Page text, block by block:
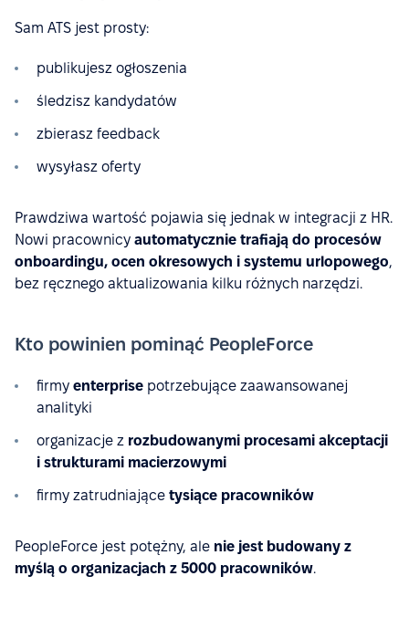
Sam ATS jest prosty:
publikujesz ogłoszenia
śledzisz kandydatów
zbierasz feedback
wysyłasz oferty
Prawdziwa wartość pojawia się jednak w integracji z HR.
Nowi pracownicy automatycznie trafiają do procesów
onboardingu, ocen okresowych i systemu urlopowego,
bez ręcznego aktualizowania kilku różnych narzędzi.
Kto powinien pominąć PeopleForce
firmy enterprise potrzebujące zaawansowanej
analityki
organizacje z rozbudowanymi procesami akceptacji
i strukturami macierzowymi
firmy zatrudniające tysiące pracowników
PeopleForce jest potężny, ale nie jest budowany z
myślą o organizacjach z 5000 pracowników.